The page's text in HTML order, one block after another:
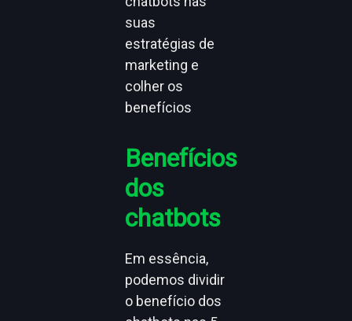
suas
estratégias de
marketing e
colher os
benefícios
Benefícios
dos
chatbots
Em essência,
podemos dividir
o benefício dos